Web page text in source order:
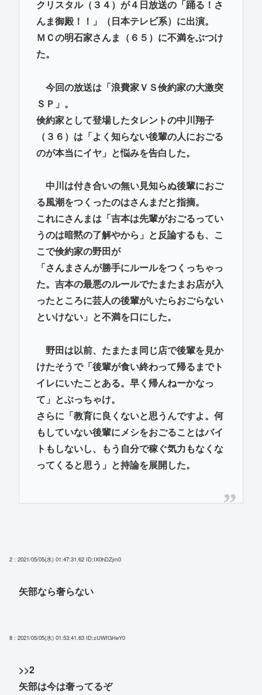
クリスタル（３４）が４日放送の「踊る！さ
んま御殿！！」（日本テレビ系）に出演。
ＭＣの明石家さんま（６５）に不満をぶつけ
た。
今回の放送は「浪費家ＶＳ倹約家の大激突
ＳＰ」。
倹約家として登場したタレントの中川翔子
（３６）は「よく知らない後輩の人におごる
のが本当にイヤ」と悩みを告白した。
中川は付き合いの無い見知らぬ後輩におご
る風潮をつくったのはさんまだと指摘。
これにさんまは「吉本は先輩がおごるってい
うのは暗黙の了解やから」と反論するも、こ
こで倹約家の野田が
「さんまさんが勝手にルールをつくっちゃっ
た。吉本の最悪のルールでたまたまお店が入
ったところに芸人の後輩がいたらおごらない
といけない」と不満を口にした。
野田は以前、たまたま同じ店で後輩を見か
けたそうで「後輩が食い終わって帰るまでト
イレにいたことある。早く帰んねーかなっ
て」とぶっちゃけ。
さらに「教育に良くないと思うんですよ。何
もしていない後輩にメシをおごることはバイ
トもしないし、もう自分で稼ぐ気力もなくな
ってくると思う」と持論を展開した。
2 : 2021/05/05(水) 01:47:31.62 ID:IX0hDZjm0
矢部なら奢らない
8 : 2021/05/05(水) 01:53:41.63 ID:zUWfGHeY0
>>2
矢部は今は奢ってるぞ